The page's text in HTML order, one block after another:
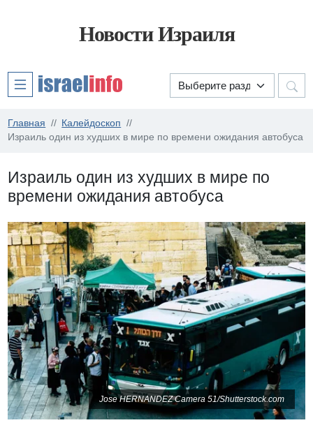
Новости Израиля
Главная
Калейдоскоп
Израиль один из худших в мире по времени ожидания автобуса
Израиль один из худших в мире по
времени ожидания автобуса
Jose HERNANDEZ Camera 51/Shutterstock.com